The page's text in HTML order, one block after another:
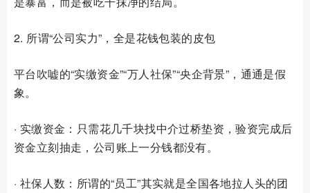
2. 所谓“公司实力”，全是花钱包装的皮包
平台吹嘘的“实缴资金”“万人社保”“央企背景”，通通是假
象。
· 实缴资金：只需花几千块找中介过桥垫资，验资完成后
资金立刻抽走，公司账上一分钱都没有。
· 社保人数：所谓的“员工”其实就是全国各地拉人头的团